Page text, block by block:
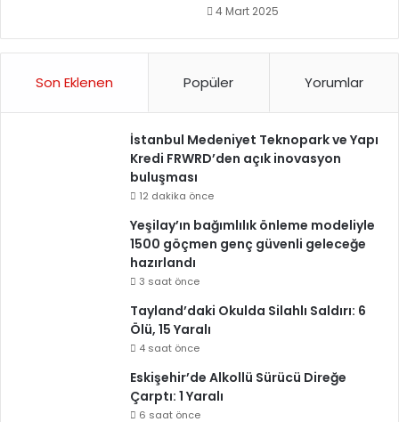
4 Mart 2025
Son Eklenen Popüler Yorumlar
İstanbul Medeniyet Teknopark ve Yapı
Kredi FRWRD’den açık inovasyon
buluşması
12 dakika önce
Yeşilay’ın bağımlılık önleme modeliyle
1500 göçmen genç güvenli geleceğe
hazırlandı
3 saat önce
Tayland’daki Okulda Silahlı Saldırı: 6
Ölü, 15 Yaralı
4 saat önce
Eskişehir’de Alkollü Sürücü Direğe
Çarptı: 1 Yaralı
6 saat önce